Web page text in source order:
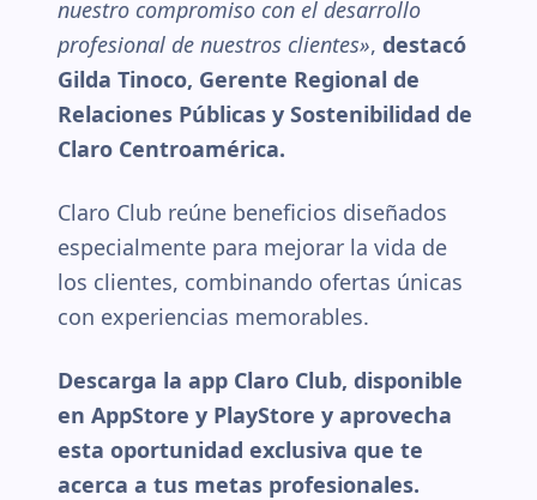
nuestro compromiso con el desarrollo
profesional de nuestros clientes», destacó
Gilda Tinoco, Gerente Regional de
Relaciones Públicas y Sostenibilidad de
Claro Centroamérica.
Claro Club reúne beneficios diseñados
especialmente para mejorar la vida de
los clientes, combinando ofertas únicas
con experiencias memorables.
Descarga la app Claro Club, disponible
en AppStore y PlayStore y aprovecha
esta oportunidad exclusiva que te
acerca a tus metas profesionales.